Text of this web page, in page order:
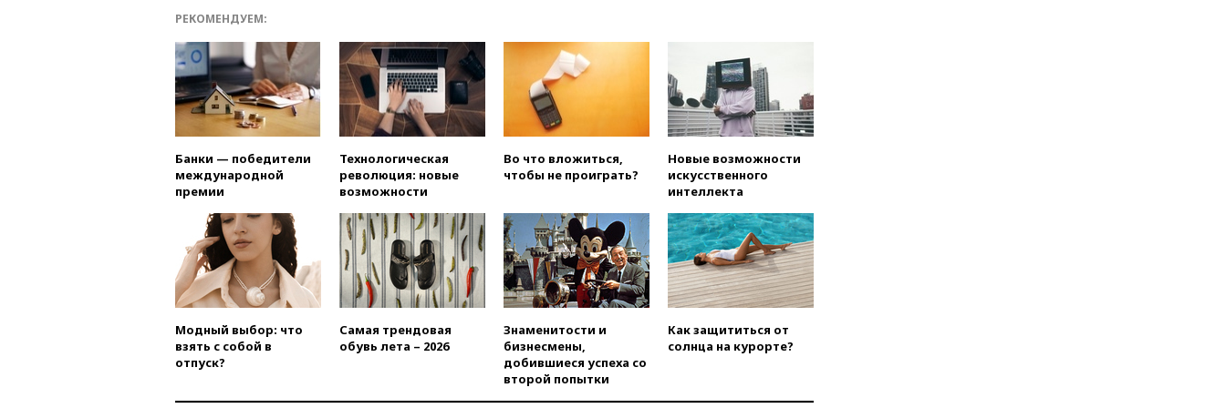
уступкам
вчера, 19:45
Памфилова: ЦИК
примет беспрецедентные
меры безопасности во время
вчера, 19:35Памфилова
сообщила об омоложении
в Госдуму
вчера, 19:25Путин
прокомментировал первый
номер «Единой России» в
бюллетене
вчера, 19:15 Путин обсудил с
Памфиловой подготовку к
единому дню голосования
отрицает перенос основной
РЕКОМЕНДУЕМ:
Банки — победители
международной
премии
Технологическая
революция: новые
возможности
Во что вложиться,
чтобы не проиграть?
Новые возможности
искусственного
интеллекта
Модный выбор: что
взять с собой в
отпуск?
Самая трендовая
обувь лета – 2026
Знаменитости и
бизнесмены,
добившиеся успеха со
второй попытки
Как защититься от
солнца на курорте?